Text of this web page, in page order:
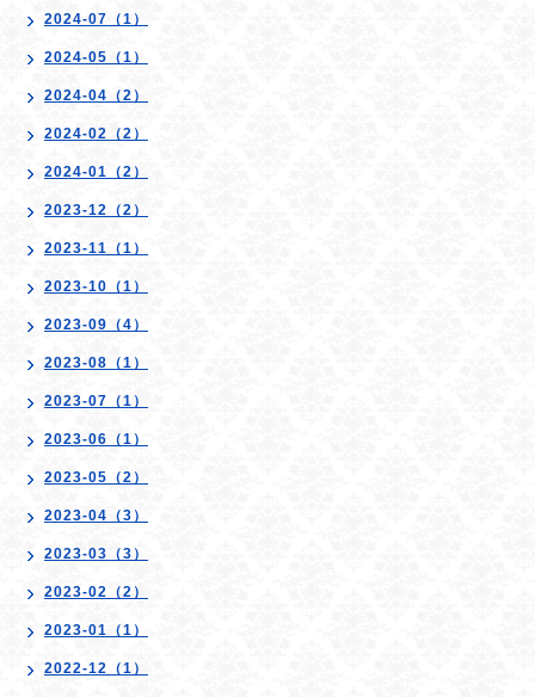
2024-07（1）
2024-05（1）
2024-04（2）
2024-02（2）
2024-01（2）
2023-12（2）
2023-11（1）
2023-10（1）
2023-09（4）
2023-08（1）
2023-07（1）
2023-06（1）
2023-05（2）
2023-04（3）
2023-03（3）
2023-02（2）
2023-01（1）
2022-12（1）